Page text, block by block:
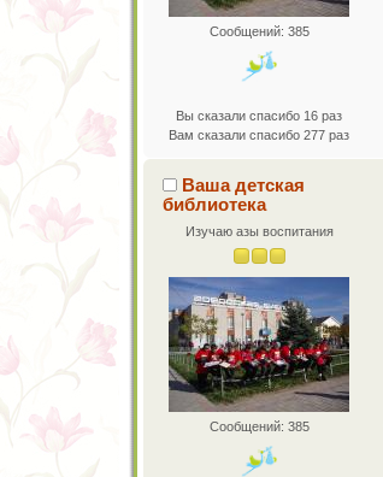
Сообщений: 385
Вы сказали спасибо 16 раз
Вам сказали спасибо 277 раз
Ваша детская
библиотека
Изучаю азы воспитания
Сообщений: 385